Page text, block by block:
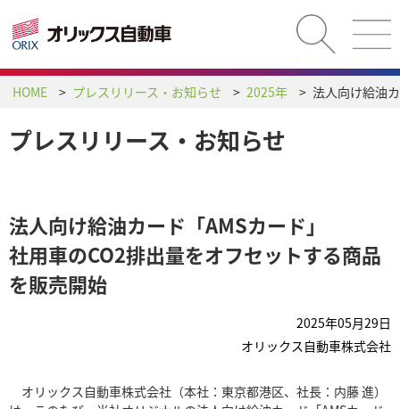
HOME プレスリリース・お知らせ 2025年
プレスリリース・お知らせ
法人向け給油カード「AMSカード」
社用車のCO2排出量をオフセットする商品
を販売開始
2025年05月29日
オリックス自動車株式会社
オリックス自動車株式会社（本社：東京都港区、社長：内藤 進）